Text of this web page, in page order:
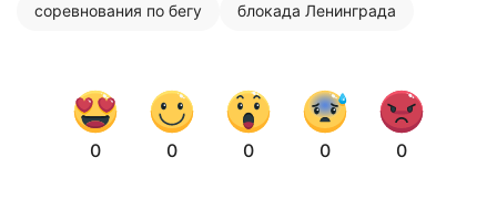
соревнования по бегу блокада Ленинграда
0 0 0 0 0